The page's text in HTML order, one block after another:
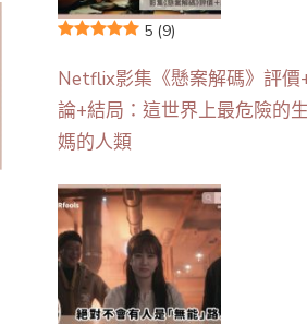
5 (9)
Netflix影集《懸案解碼》評價
論+結局：這世界上最危險的
媽的人類